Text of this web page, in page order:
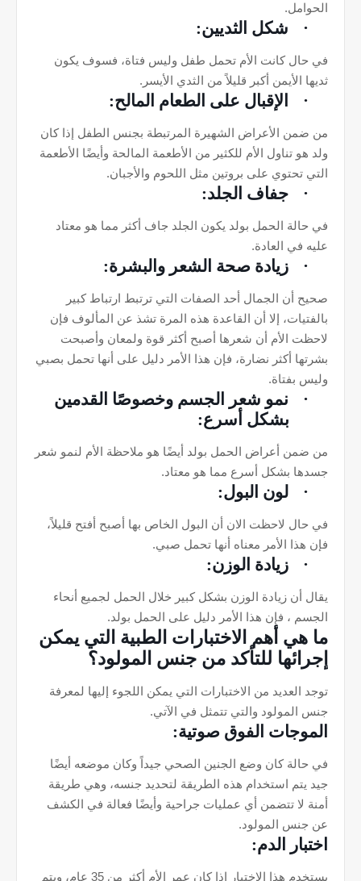
الحوامل.
· شكل الثديين:
في حال كانت الأم تحمل طفل وليس فتاة، فسوف يكون
ثديها الأيمن أكبر قليلاً من الثدي الأيسر.
· الإقبال على الطعام المالح:
من ضمن الأعراض الشهيرة المرتبطة بجنس الطفل إذا كان
ولد هو تناول الأم للكثير من الأطعمة المالحة وأيضًا الأطعمة
التي تحتوي على بروتين مثل اللحوم والأجبان.
· جفاف الجلد:
في حالة الحمل بولد يكون الجلد جاف أكثر مما هو معتاد
عليه في العادة.
· زيادة صحة الشعر والبشرة:
صحيح أن الجمال أحد الصفات التي ترتبط ارتباط كبير
بالفتيات، إلا أن القاعدة هذه المرة تشذ عن المألوف فإن
لاحظت الأم أن شعرها أصبح أكثر قوة ولمعان وأصبحت
بشرتها أكثر نضارة، فإن هذا الأمر دليل على أنها تحمل بصبي
وليس بفتاة.
·
نمو شعر الجسم وخصوصًا القدمين
بشكل أسرع:
من ضمن أعراض الحمل بولد أيضًا هو ملاحظة الأم لنمو شعر
جسدها بشكل أسرع مما هو معتاد.
· لون البول:
في حال لاحظت الان أن البول الخاص بها أصبح أفتح قليلاً،
فإن هذا الأمر معناه أنها تحمل صبي.
· زيادة الوزن:
يقال أن زيادة الوزن بشكل كبير خلال الحمل لجميع أنحاء
الجسم ، فإن هذا الأمر دليل على الحمل بولد.
ما هي أهم الاختبارات الطبية التي يمكن
إجرائها للتأكد من جنس المولود؟
توجد العديد من الاختبارات التي يمكن اللجوء إليها لمعرفة
جنس المولود والتي تتمثل في الآتي.
الموجات الفوق صوتية:
في حالة كان وضع الجنين الصحي جيداً وكان موضعه أيضًا
جيد يتم استخدام هذه الطريقة لتحديد جنسه، وهي طريقة
أمنة لا تتضمن أي عمليات جراحية وأيضًا فعالة في الكشف
عن جنس المولود.
اختبار الدم:
يستخدم هذا الاختبار إذا كان عمر الأم أكثر من 35 عام، ويتم